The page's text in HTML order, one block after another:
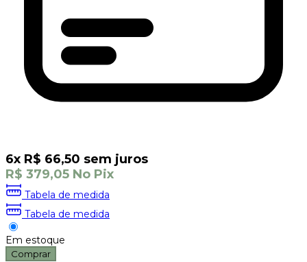
6x R$ 66,50 sem juros
R$ 379,05 No Pix
Tabela de medida
Tabela de medida
Em estoque
Comprar